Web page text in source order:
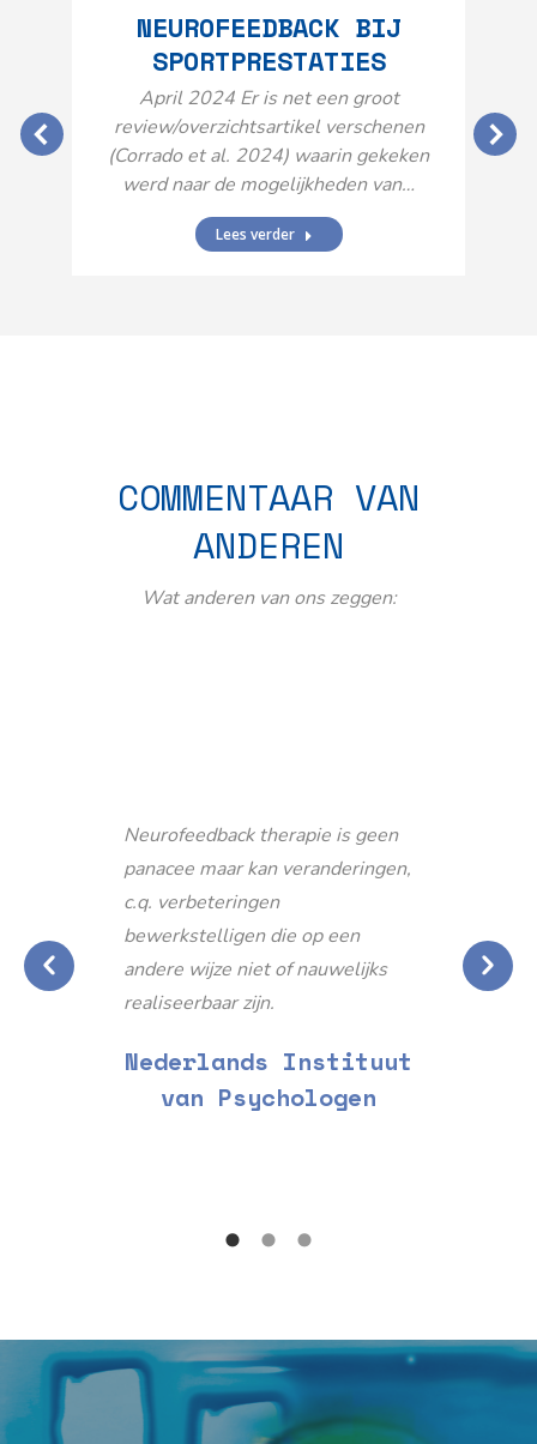
NEUROFEEDBACK BIJ
SPORTPRESTATIES
April 2024 Er is net een groot
review/overzichtsartikel verschenen
(Corrado et al. 2024) waarin gekeken
werd naar de mogelijkheden van…
Lees verder
COMMENTAAR VAN
ANDEREN
Wat anderen van ons zeggen:
Neurofeedback therapie is geen
panacee maar kan veranderingen,
c.q. verbeteringen
bewerkstelligen die op een
andere wijze niet of nauwelijks
realiseerbaar zijn.
Nederlands Instituut
van Psychologen